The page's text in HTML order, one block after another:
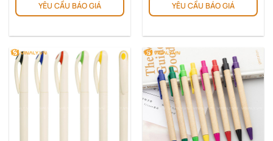
YÊU CẦU BÁO GIÁ YÊU CẦU BÁO GIÁ